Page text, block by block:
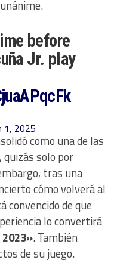
before
Jr. play
1, 2025
como una de las
solo por
tras una
cómo volverá al
convencido de que
lo convertirá
. También
de su juego.